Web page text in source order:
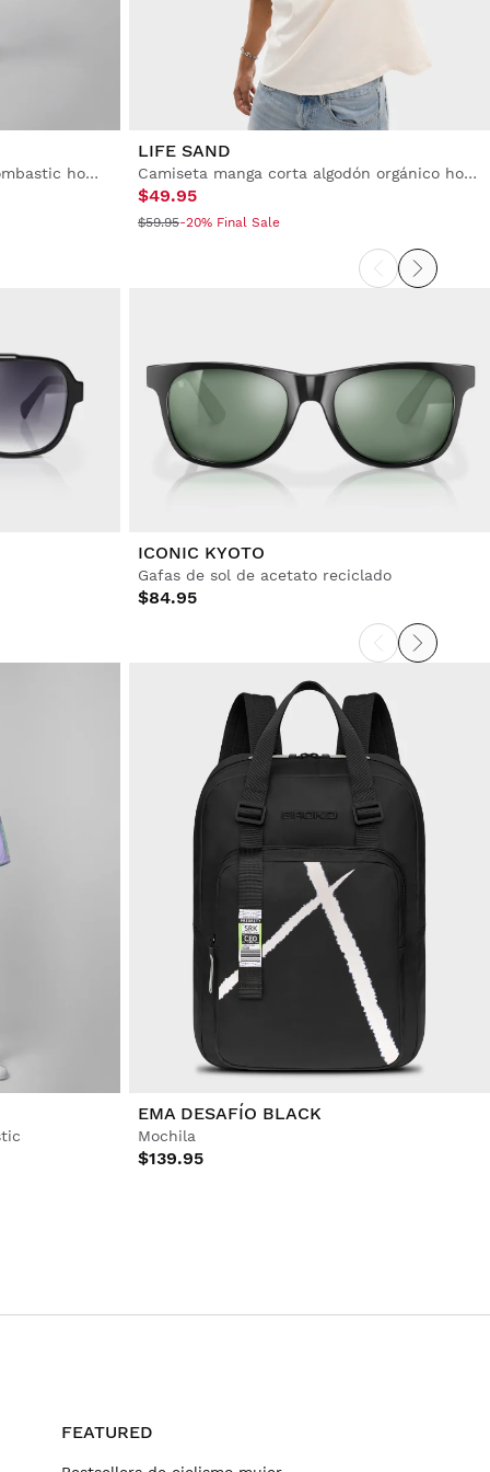
Pantalón corto doble capa Boombastic hombre
LIFE SAND
Camiseta manga corta algodón orgánico hombre
$49.95
$59.95-20% Final Sale
ICONIC KYOTO
Gafas de sol de acetato reciclado
$84.95
EMA DESAFÍO BLACK
Mochila
$139.95
FEATURED